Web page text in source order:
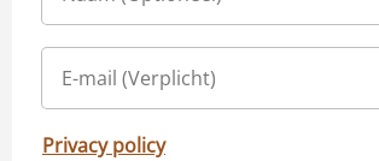
Privacy policy